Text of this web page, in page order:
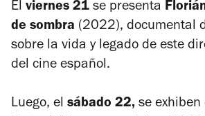
El viernes 21 se presenta
de sombra (2022), documental
sobre la vida y legado de este
del cine español.
Luego, el sábado 22, se exhiben